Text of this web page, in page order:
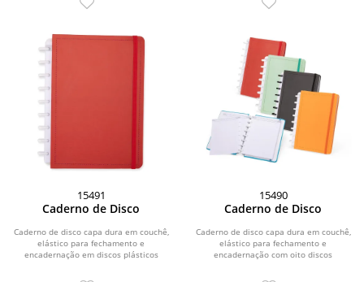
15491
Caderno de Disco
Caderno de disco capa dura em couchê,
elástico para fechamento e
encadernação em discos plásticos
15490
Caderno de Disco
Caderno de disco capa dura em couchê,
elástico para fechamento e
encadernação com oito discos